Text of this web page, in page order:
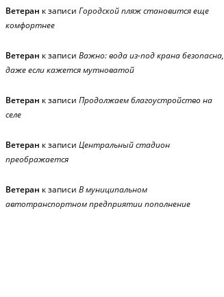
Ветеран к записи Городской пляж становится еще
комфортнее
Ветеран к записи Важно: вода из-под крана безопасна,
даже если кажется мутноватой
Ветеран к записи Продолжаем благоустройство на
селе
Ветеран к записи Центральный стадион
преображается
Ветеран к записи В муниципальном
автотранспортном предприятии пополнение